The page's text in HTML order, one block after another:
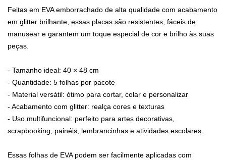
Feitas em EVA emborrachado de alta qualidade com acabamento
em glitter brilhante, essas placas são resistentes, fáceis de
manusear e garantem um toque especial de cor e brilho às suas
peças.
- Tamanho ideal: 40 × 48 cm
- Quantidade: 5 folhas por pacote
- Material versátil: ótimo para cortar, colar e personalizar
- Acabamento com glitter: realça cores e texturas
- Uso multifuncional: perfeito para artes decorativas,
scrapbooking, painéis, lembrancinhas e atividades escolares.
Essas folhas de EVA podem ser facilmente aplicadas com